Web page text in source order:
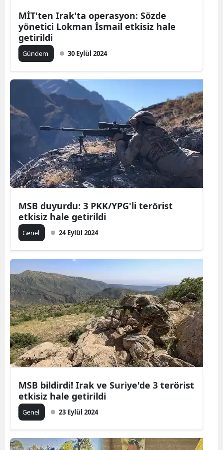
Kars
Kastamonu
Kayseri
Kırklareli
Kırşehir
Manisa
Mardin
Muğla
Muş
Nevşehir
Niğde
Sakarya
MİT'ten Irak'ta operasyon: Sözde
yönetici Lokman İsmail etkisiz hale
getirildi
Gündem 30 Eylül 2024
MSB duyurdu: 3 PKK/YPG'li terörist
etkisiz hale getirildi
Genel 24 Eylül 2024
MSB bildirdi! Irak ve Suriye'de 3 terörist
etkisiz hale getirildi
Genel 23 Eylül 2024